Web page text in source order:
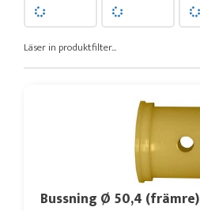
Läser in produktfilter...
Bussning Ø 50,4 (främre)